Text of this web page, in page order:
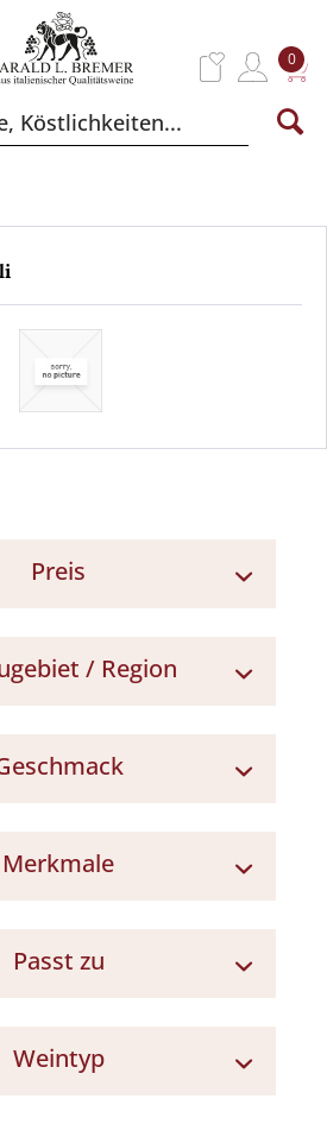
0
Preis
/ Region
Merkmale
Passt zu
Weintyp